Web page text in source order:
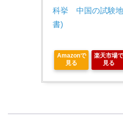
科挙　中国の試験
書)
Amazonで
見る
楽天市場
見る